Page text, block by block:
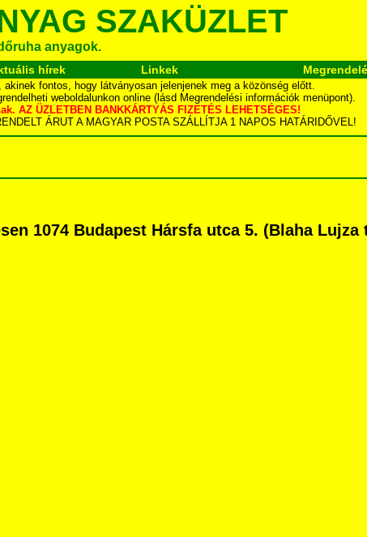
SZAKÜZLET
anyagok.
hírek Linkek
fontos, hogy látványosan jelenjenek meg a közönség előtt.
weboldalunkon online (lásd Megrendelési információk menüpont).
AZ ÜZLETBEN BANKKÁRTYÁS FIZETÉS LEHETSÉGES!
ÁRUT A MAGYAR POSTA SZÁLLÍTJA 1 NAPOS HATÁRIDŐVEL!
1074 Budapest Hársfa utca 5. (Blaha Lujza